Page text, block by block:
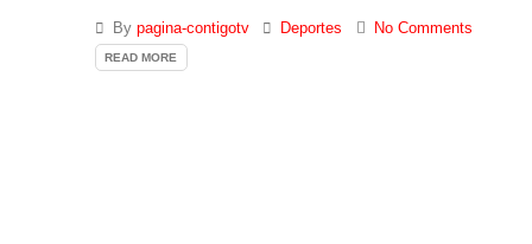
By pagina-contigotv Deportes No Comments
READ MORE